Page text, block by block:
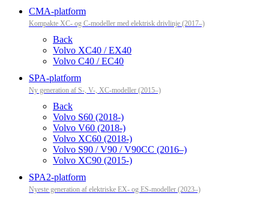
CMA-platform
Kompakte XC- og C-modeller med elektrisk drivlinje (2017–)
Back
Volvo XC40 / EX40
Volvo C40 / EC40
SPA-platform
Ny generation af S-, V-, XC-modeller (2015–)
Back
Volvo S60 (2018-)
Volvo V60 (2018-)
Volvo XC60 (2018-)
Volvo S90 / V90 / V90CC (2016–)
Volvo XC90 (2015-)
SPA2-platform
Nyeste generation af elektriske EX- og ES-modeller (2023–)